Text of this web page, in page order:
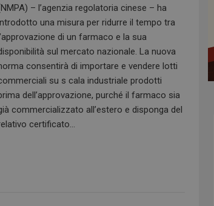
– l’agenzia regolatoria cinese – ha
una misura per ridurre il tempo tra
l’approvazione di un farmaco e la sua
sul mercato nazionale. La nuova
consentirà di importare e vendere lotti
su s cala industriale prodotti
dell’approvazione, purché il farmaco sia
commercializzato all’estero e disponga del
certificato…